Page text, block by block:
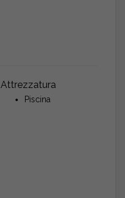
Attrezzatura
Piscina